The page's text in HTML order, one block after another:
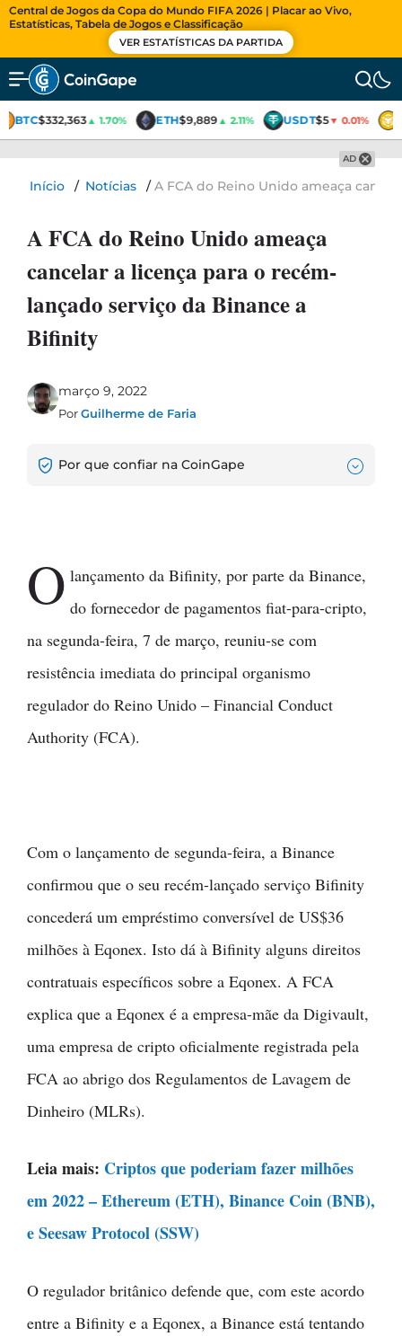
Central de Jogos da Copa do Mundo FIFA 2026 | Placar ao Vivo,
Estatísticas, Tabela de Jogos e Classificação
VER ESTATÍSTICAS DA PARTIDA
BTC$332,363▲ 1.70% ETH$9,889▲ 2.11% USDT$5▼ 0.01%
AD
Início / Notícias /A FCA do Reino Unido ameaça
A FCA do Reino Unido ameaça
cancelar a licença para o recém-
lançado serviço da Binance a
Bifinity
março 9, 2022
PorGuilherme de Faria
Por que confiar na CoinGape
O lançamento da Bifinity, por parte da Binance,
do fornecedor de pagamentos fiat-para-cripto,
na segunda-feira, 7 de março, reuniu-se com
resistência imediata do principal organismo
regulador do Reino Unido – Financial Conduct
Authority (FCA).
Com o lançamento de segunda-feira, a Binance
confirmou que o seu recém-lançado serviço Bifinity
concederá um empréstimo conversível de US$36
milhões à Eqonex. Isto dá à Bifinity alguns direitos
contratuais específicos sobre a Eqonex. A FCA
explica que a Eqonex é a empresa-mãe da Digivault,
uma empresa de cripto oficialmente registrada pela
FCA ao abrigo dos Regulamentos de Lavagem de
Dinheiro (MLRs).
Leia mais: Criptos que poderiam fazer milhões
em 2022 – Ethereum (ETH), Binance Coin (BNB),
e Seesaw Protocol (SSW)
O regulador britânico defende que, com este acordo
entre a Bifinity e a Eqonex, a Binance está tentando